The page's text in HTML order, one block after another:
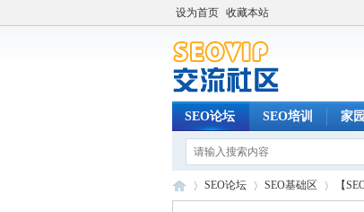
设为首页 收藏本站
SEO论坛 SEO培训 家园
SEO论坛 SEO基础区 【